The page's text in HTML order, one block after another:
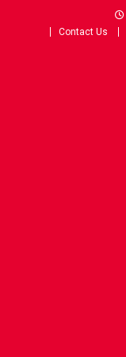
Contact Us